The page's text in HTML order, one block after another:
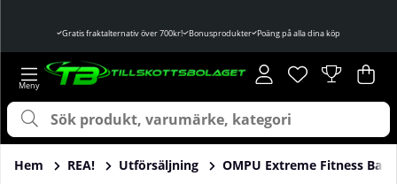
Gratis fraktalternativ över 700kr! Bonusprodukter Poäng på alla dina köp
Önskelista
Antal i
. .
Hem REA! Utförsäljning OMPU Extreme Fitness Band